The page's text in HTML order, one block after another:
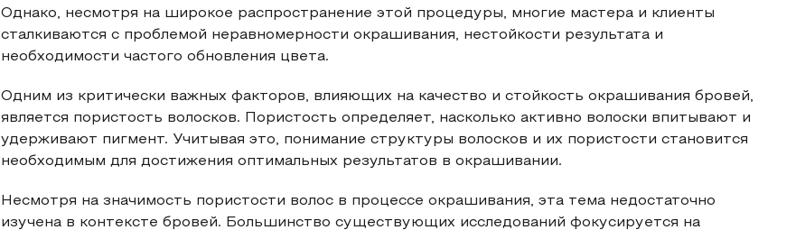
Однако, несмотря на широкое распространение этой процедуры, многие мастера и клиенты
сталкиваются с проблемой неравномерности окрашивания, нестойкости результата и
необходимости частого обновления цвета.
Одним из критически важных факторов, влияющих на качество и стойкость окрашивания бровей,
является пористость волосков. Пористость определяет, насколько активно волоски впитывают и
удерживают пигмент. Учитывая это, понимание структуры волосков и их пористости становится
необходимым для достижения оптимальных результатов в окрашивании.
Несмотря на значимость пористости волос в процессе окрашивания, эта тема недостаточно
изучена в контексте бровей. Большинство существующих исследований фокусируется на